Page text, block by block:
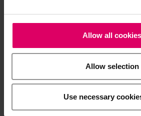
Allow all cookies
Allow selection
Use necessary